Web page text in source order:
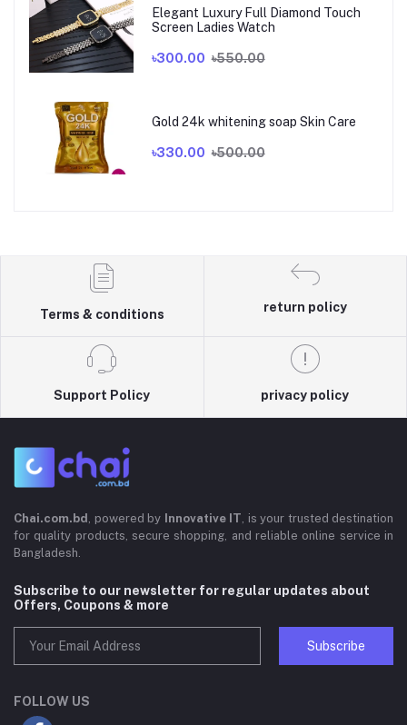
Elegant Luxury Full Diamond Touch
Screen Ladies Watch
৳300.00 ৳550.00
Gold 24k whitening soap Skin Care
৳330.00 ৳500.00
Terms & conditions
return policy
Support Policy privacy policy
Chai.com.bd , powered by Innovative IT, is your trusted destination
for quality products, secure shopping, and reliable online service in
Bangladesh.
Subscribe to our newsletter for regular updates about
Offers, Coupons & more
Subscribe
FOLLOW US